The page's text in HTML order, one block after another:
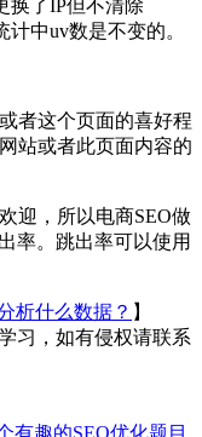
换了IP但不清除
中uv数是不变的。
者这个页面的喜好程
站或者此页面内容的
迎，所以电商SEO做
率。跳出率可以使用
析什么数据？ 】
习，如有侵权请联系
有趣的SEO优化题目